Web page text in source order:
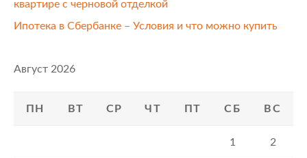
квартире с черновой отделкой
Ипотека в Сбербанке – Условия и что можно купить
Август 2026
ПН ВТ СР ЧТ ПТ СБ ВС
1 2